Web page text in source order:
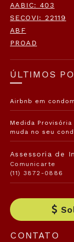
AABIC: 403
SECOVI: 22119
ABF
PROAD
ÚLTIMOS
Airbnb em
Medida
muda no seu
Assessoria de
Comunicarte
(11) 3872-0886
CONTATO